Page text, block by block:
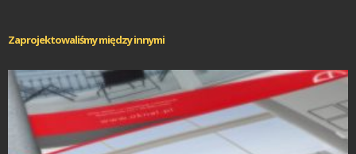
Zaprojektowaliśmy między innymi